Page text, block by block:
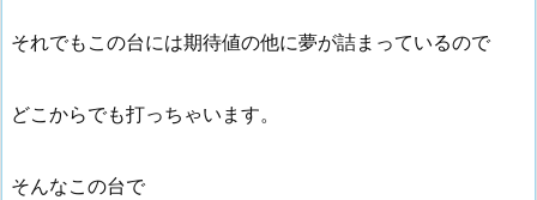
それでもこの台には期待値の他に夢が詰まっているので
どこからでも打っちゃいます。
そんなこの台で